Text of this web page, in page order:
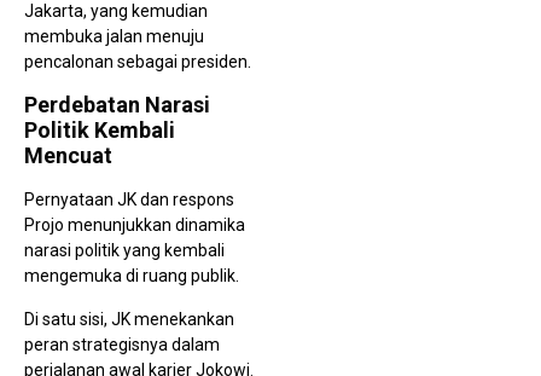
Jakarta, yang kemudian
membuka jalan menuju
pencalonan sebagai presiden.
Perdebatan Narasi
Politik Kembali
Mencuat
Pernyataan JK dan respons
Projo menunjukkan dinamika
narasi politik yang kembali
mengemuka di ruang publik.
Di satu sisi, JK menekankan
peran strategisnya dalam
perjalanan awal karier Jokowi.